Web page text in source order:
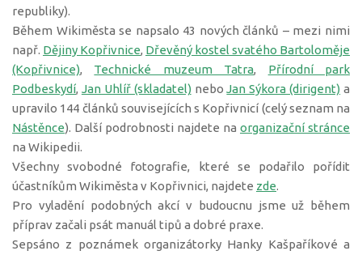
republiky).
Během Wikiměsta se napsalo 43 nových článků – mezi nimi
např. Dějiny Kopřivnice, Dřevěný kostel svatého Bartoloměje
(Kopřivnice), Technické muzeum Tatra, Přírodní park
Podbeskydí, Jan Uhlíř (skladatel)neboJan Sýkora (dirigent) a
upravilo 144 článků souvisejících s Kopřivnicí (celý seznam na
Nástěnce). Další podrobnosti najdete na organizační stránce
na Wikipedii.
Všechny svobodné fotografie, které se podařilo pořídit
účastníkům Wikiměsta v Kopřivnici, najdete zde.
Pro vyladění podobných akcí v budoucnu jsme už během
příprav začali psát manuál tipů a dobré praxe.
Sepsáno z poznámek organizátorky Hanky Kašpaříkové a